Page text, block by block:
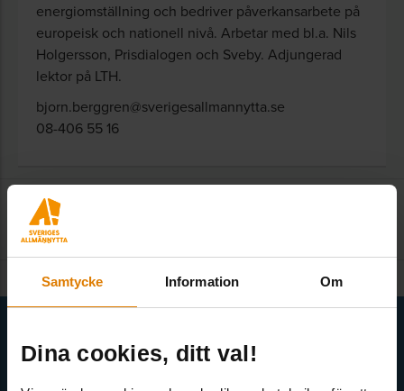
Samtycke Information Om
Dina cookies, ditt val!
energi­omställning och bedriver påverkans­arbete på
europeisk och nationell nivå. Arbetar med bl.a. Nils
Holgersson, Pris­dialogen och Sveby. Adjungerad
lektor på LTH.
bjorn.berggren@sverigesallmannytta.se
08-406 55 16
kom@sverigesallmannytta.se
Här kan du välja att prenumerera på våra olika nyhetsbrev och
utskick. Nyheter från Sveriges Allmännytta, Allmännyttan